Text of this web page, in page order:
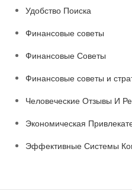
Удобство Поиска
Финансовые советы
Финансовые Советы
Финансовые советы и
Человеческие Отзывы И
Экономическая
Эффективные Системы